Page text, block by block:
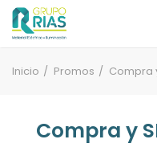
Inicio Promos Compra
Compra y